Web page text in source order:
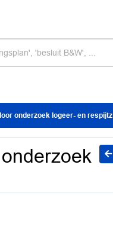
logeer- en respijtzorg.docx